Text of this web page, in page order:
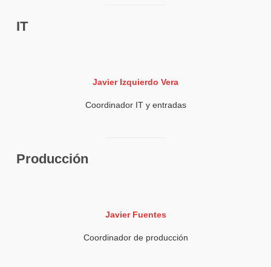
IT
Javier Izquierdo Vera
Coordinador IT y entradas
Producción
Javier Fuentes
Coordinador de producción